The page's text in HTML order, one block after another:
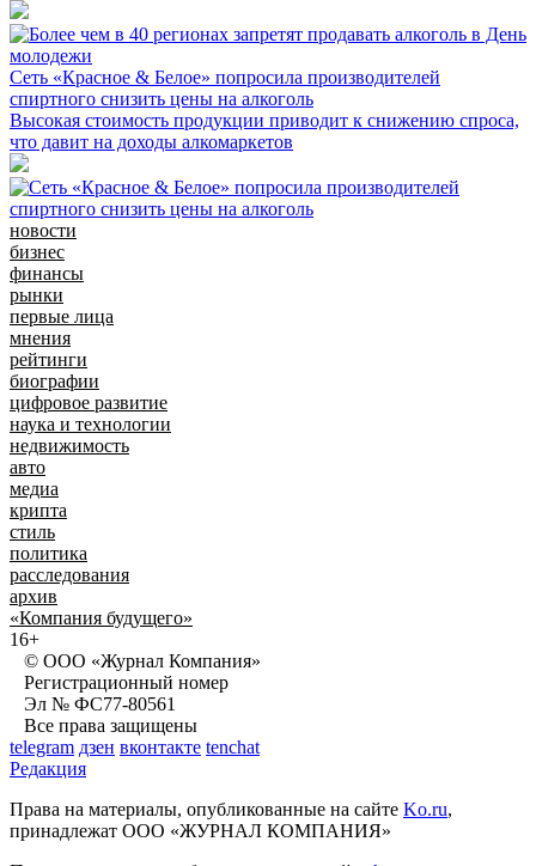
Сеть «Красное & Белое» попросила производителей
спиртного снизить цены на алкоголь
Высокая стоимость продукции приводит к снижению спроса,
что давит на доходы алкомаркетов
новости
бизнес
финансы
рынки
первые лица
мнения
рейтинги
биографии
цифровое развитие
наука и технологии
недвижимость
авто
медиа
крипта
стиль
политика
расследования
архив
«Компания будущего»
16+
© ООО «Журнал Компания»
Регистрационный номер
Эл № ФС77-80561
Все права защищены
telegram дзен вконтакте tenchat
Редакция
Права на материалы, опубликованные на сайте Ko.ru,
принадлежат ООО «ЖУРНАЛ КОМПАНИЯ»